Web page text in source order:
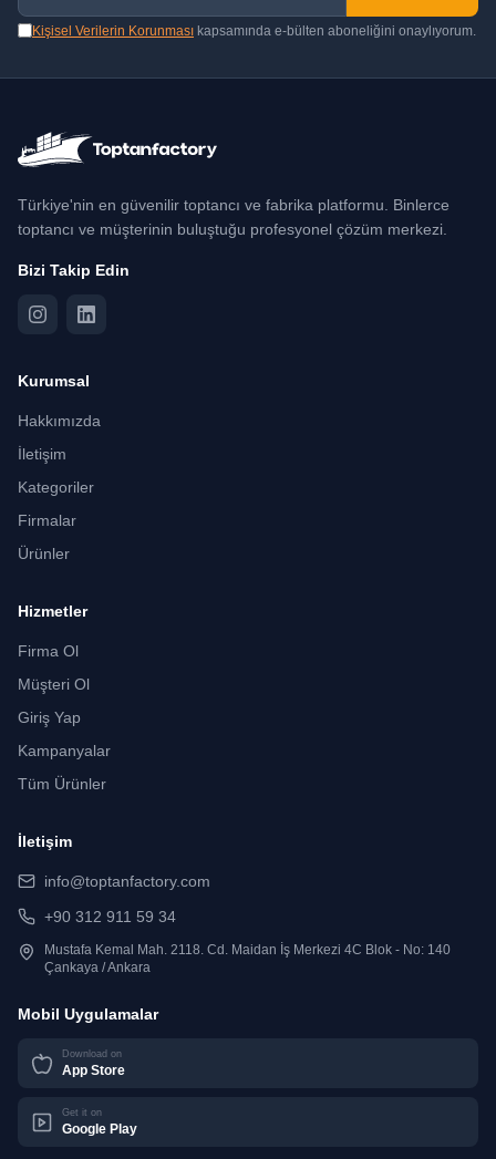
Kişisel Verilerin Korunması kapsamında e-bülten aboneliğini onaylıyorum.
Türkiye'nin en güvenilir toptancı ve fabrika platformu. Binlerce
toptancı ve müşterinin buluştuğu profesyonel çözüm merkezi.
Bizi Takip Edin
Kurumsal
Hakkımızda
İletişim
Kategoriler
Firmalar
Ürünler
Hizmetler
Firma Ol
Müşteri Ol
Giriş Yap
Kampanyalar
Tüm Ürünler
İletişim
info@toptanfactory.com
+90 312 911 59 34
Mustafa Kemal Mah. 2118. Cd. Maidan İş Merkezi 4C Blok - No: 140
Çankaya / Ankara
Mobil Uygulamalar
Download on
App Store
Get it on
Google Play